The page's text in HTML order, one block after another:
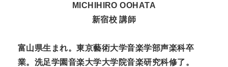
MICHIHIRO OOHATA
新宿校 講師
富山県生まれ。東京藝術大学音楽学部声楽科卒
業。洗足学園音楽大学大学院音楽研究科修了。